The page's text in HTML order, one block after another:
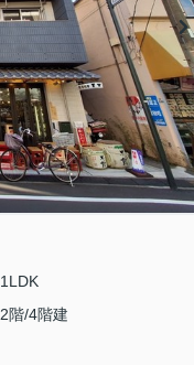
1LDK
2階/4階建